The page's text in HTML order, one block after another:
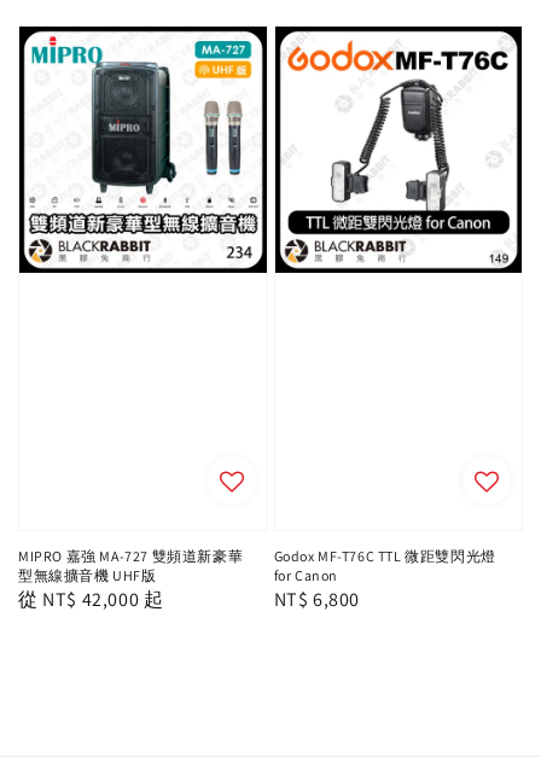
MIPRO 嘉強 MA-727 雙頻道新豪華
型無線擴音機 UHF版
Regular
從 NT$ 42,000 起
Godox MF-T76C TTL 微距雙閃光燈
for Canon
Regular
NT$ 6,800